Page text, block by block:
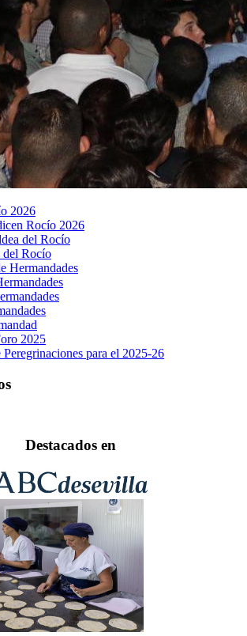
2026
Rocío 2026
del Rocío
del Rocío
Hermandades
2025
para el 2025-26
Destacados en